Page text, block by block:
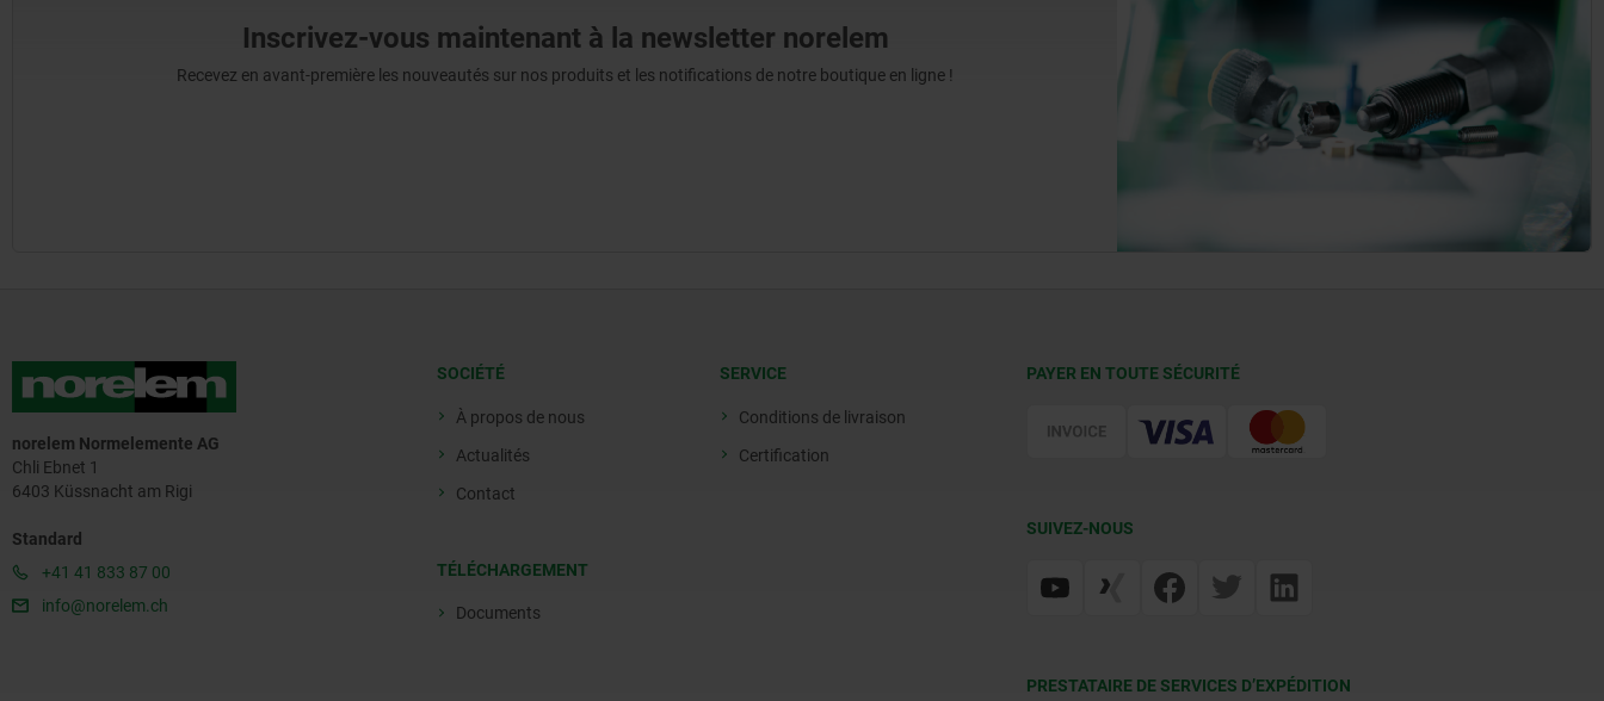
Inscrivez-vous maintenant à la newsletter norelem
Recevez en avant-première les nouveautés sur nos produits et les notifications de notre boutique en ligne !
norelem Normelemente AG
Chli Ebnet 1
6403 Küssnacht am Rigi
Standard
+41 41 833 87 00
info@norelem.ch
SOCIÉTÉ
À propos de nous
Actualités
Contact
TÉLÉCHARGEMENT
Documents
SERVICE
Conditions de livraison
Certification
PAYER EN TOUTE SÉCURITÉ
SUIVEZ-NOUS
PRESTATAIRE DE SERVICES D’EXPÉDITION